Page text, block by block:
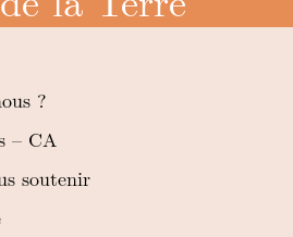
?
– CA
soutenir